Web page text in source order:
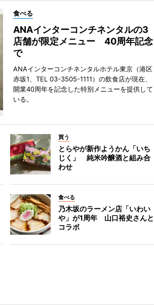
食べる
ANAインターコンチネンタルの3
店舗が限定メニュー 40周年記念
で
ANAインターコンチネンタルホテル東京（港区
赤坂1、TEL 03-3505-1111）の飲食店が現在、
開業40周年を記念した特別メニューを提供して
いる。
買う
とらやが新作ようかん「いち
じく」 純米吟醸酒と組み合
わせ
食べる
乃木坂のラーメン店「いわい
や」が1周年 山口裕史さんと
コラボ